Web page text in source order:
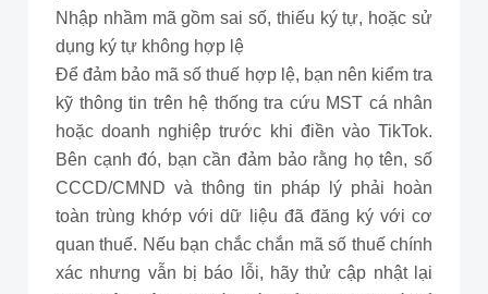
Nhập nhầm mã gồm sai số, thiếu ký tự, hoặc sử
dụng ký tự không hợp lệ
Để đảm bảo mã số thuế hợp lệ, bạn nên kiểm tra
kỹ thông tin trên hệ thống tra cứu MST cá nhân
hoặc doanh nghiệp trước khi điền vào TikTok.
Bên cạnh đó, bạn cần đảm bảo rằng họ tên, số
CCCD/CMND và thông tin pháp lý phải hoàn
toàn trùng khớp với dữ liệu đã đăng ký với cơ
quan thuế. Nếu bạn chắc chắn mã số thuế chính
xác nhưng vẫn bị báo lỗi, hãy thử cập nhật lại